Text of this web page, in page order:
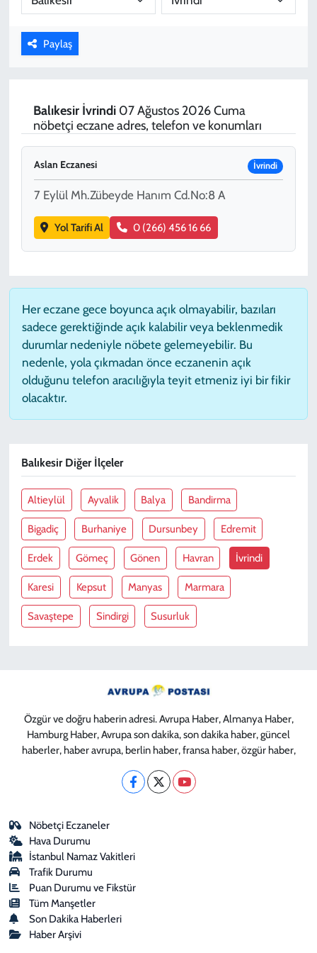
Paylaş
Balıkesir İvrindi07 Ağustos 2026 Cuma
nöbetçi eczane adres, telefon ve konumları
Aslan Eczanesi İvrindi
7 Eylül Mh.Zübeyde Hanım Cd.No:8 A
Yol Tarifi Al 0 (266) 456 16 66
Her eczane gece boyunca açık olmayabilir, bazıları
sadece gerektiğinde açık kalabilir veya beklenmedik
durumlar nedeniyle nöbete gelemeyebilir. Bu
nedenle, yola çıkmadan önce eczanenin açık
olduğunu telefon aracılığıyla teyit etmeniz iyi bir fikir
olacaktır.
Balıkesir Diğer İlçeler
Altieylül Ayvalik Balya Bandirma
Bigadiç Burhaniye Dursunbey Edremit
Erdek Gömeç Gönen Havran İvrindi
Karesi Kepsut Manyas Marmara
Savaştepe Sindirgi Susurluk
Özgür ve doğru haberin adresi. Avrupa Haber, Almanya Haber,
Hamburg Haber, Avrupa son dakika, son dakika haber, güncel
haberler, haber avrupa, berlin haber, fransa haber, özgür haber,
Nöbetçi Eczaneler
Hava Durumu
İstanbul Namaz Vakitleri
Trafik Durumu
Puan Durumu ve Fikstür
Tüm Manşetler
Son Dakika Haberleri
Haber Arşivi